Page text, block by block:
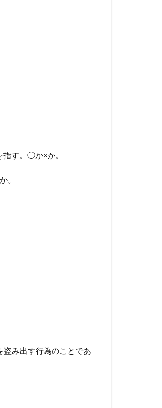
す。◯か×か。
。
盗み出す行為のことであ